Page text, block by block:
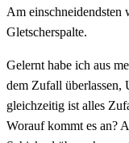
Am einschneidendsten
Gletscherspalte.
Gelernt habe ich aus
dem Zufall überlassen,
gleichzeitig ist alles
Worauf kommt es an?